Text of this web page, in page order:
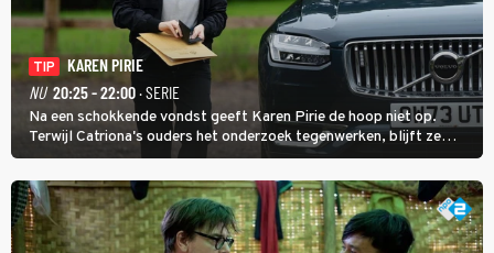
TIP
KAREN PIRIE
NU 20:25 - 22:00· SERIE
Na een schokkende vondst geeft Karen Pirie de hoop niet op.
Terwijl Catriona's ouders het onderzoek tegenwerken, blijft ze
speuren naar Adam. In deze slotaflevering van Karen Pirie leidt het
spoor via Frankrijk en Italië naar Malta.